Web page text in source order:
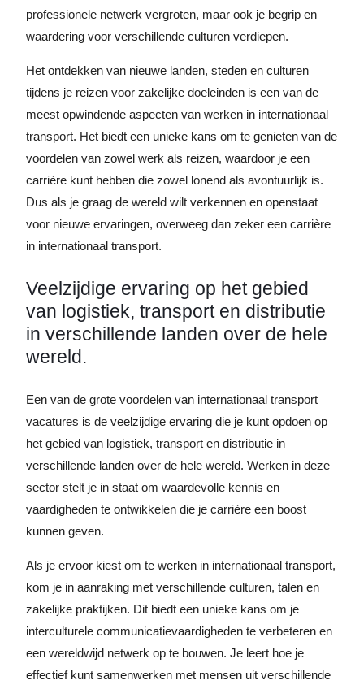
professionele netwerk vergroten, maar ook je begrip en
waardering voor verschillende culturen verdiepen.
Het ontdekken van nieuwe landen, steden en culturen
tijdens je reizen voor zakelijke doeleinden is een van de
meest opwindende aspecten van werken in internationaal
transport. Het biedt een unieke kans om te genieten van de
voordelen van zowel werk als reizen, waardoor je een
carrière kunt hebben die zowel lonend als avontuurlijk is.
Dus als je graag de wereld wilt verkennen en openstaat
voor nieuwe ervaringen, overweeg dan zeker een carrière
in internationaal transport.
Veelzijdige ervaring op het gebied
van logistiek, transport en distributie
in verschillende landen over de hele
wereld.
Een van de grote voordelen van internationaal transport
vacatures is de veelzijdige ervaring die je kunt opdoen op
het gebied van logistiek, transport en distributie in
verschillende landen over de hele wereld. Werken in deze
sector stelt je in staat om waardevolle kennis en
vaardigheden te ontwikkelen die je carrière een boost
kunnen geven.
Als je ervoor kiest om te werken in internationaal transport,
kom je in aanraking met verschillende culturen, talen en
zakelijke praktijken. Dit biedt een unieke kans om je
interculturele communicatievaardigheden te verbeteren en
een wereldwijd netwerk op te bouwen. Je leert hoe je
effectief kunt samenwerken met mensen uit verschillende